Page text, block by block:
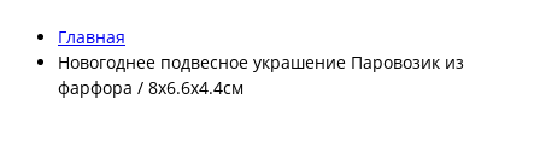
Главная
Новогоднее подвесное украшение Паровозик из
фарфора / 8х6.6х4.4см